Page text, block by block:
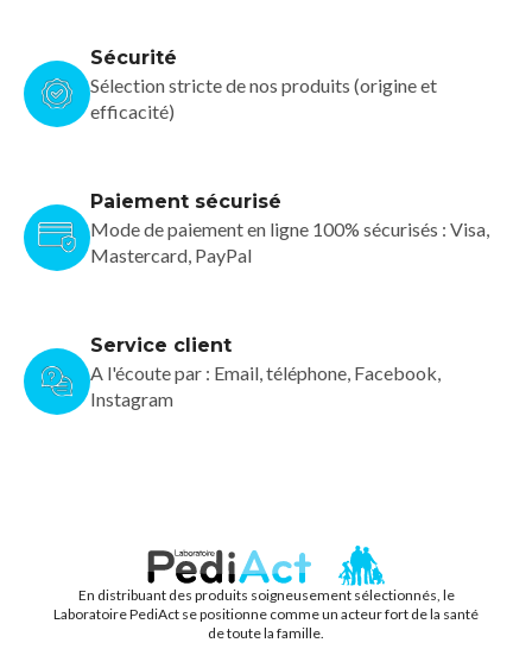
Sécurité
Sélection stricte de nos produits (origine et
efficacité)
Paiement sécurisé
Mode de paiement en ligne 100% sécurisés : Visa,
Mastercard, PayPal
Service client
A l'écoute par : Email, téléphone, Facebook,
Instagram
PEDIACT
En distribuant des produits soigneusement sélectionnés, le
Laboratoire PediAct se positionne comme un acteur fort de la santé
de toute la famille.